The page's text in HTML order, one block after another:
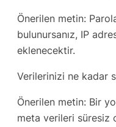
Önerilen metin:
bulunursanız, IP
eklenecektir.
Verilerinizi ne kadar
Önerilen metin: Bir
meta verileri süresiz